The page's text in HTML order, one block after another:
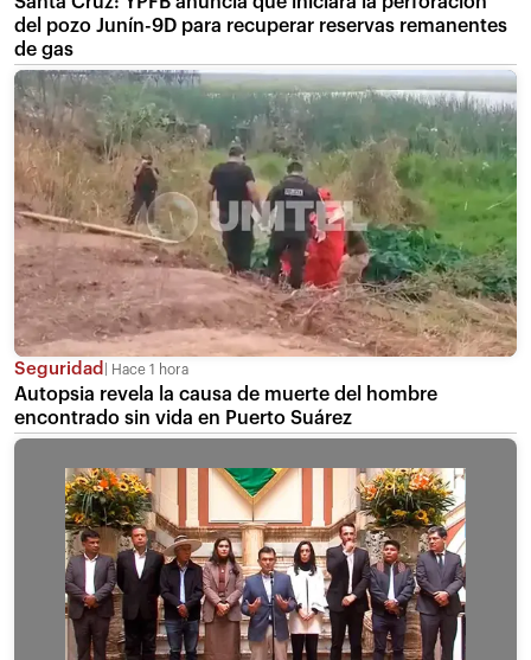
del pozo Junín-9D para recuperar reservas remanentes
de gas
Seguridad Hace 1 hora
Autopsia revela la causa de muerte del hombre
encontrado sin vida en Puerto Suárez